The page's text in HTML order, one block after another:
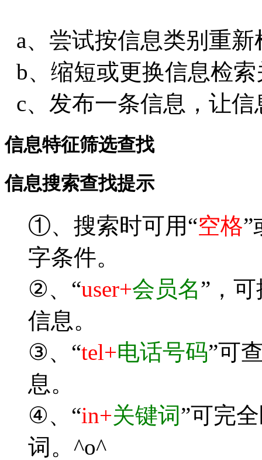
a、尝试按信息类别重
b、缩短或更换信息检
c、发布一条信息，让
信息特征筛选查找
信息搜索查找提示
①、搜索时可用“空格”
字条件。
②、“user+会员名”，
信息。
③、“tel+电话号码”可
息。
④、“in+关键词”可完
词。^o^